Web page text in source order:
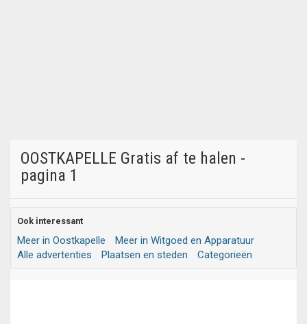
OOSTKAPELLE Gratis af te halen -
pagina 1
Ook interessant
Meer in Oostkapelle
Meer in Witgoed en Apparatuur
Alle advertenties
Plaatsen en steden Categorieën